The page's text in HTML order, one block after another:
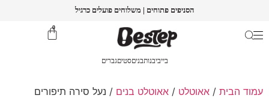
הסניפים פתוחים | משלוחים פועלים כרגיל
0
בייביבנותבניםסטיםגברים
עמוד הבית / אאוטלט / אאוטלט בנים / נעל סירה תיפורים